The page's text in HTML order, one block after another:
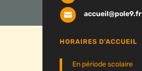
 accueil@pole9.fr
HORAIRES D'ACCUEIL
En période scolaire